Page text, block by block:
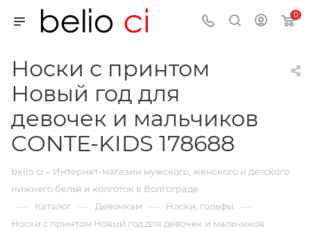
0
Носки с принтом
Новый год для
девочек и мальчиков
CONTE-KIDS 178688
belio ci – Интернет-магазин мужского, женского и детского
нижнего белья и колготок в Волгограде
— Каталог — Девочкам — Носки, гольфы —
Носки с принтом Новый год для девочек и мальчиков